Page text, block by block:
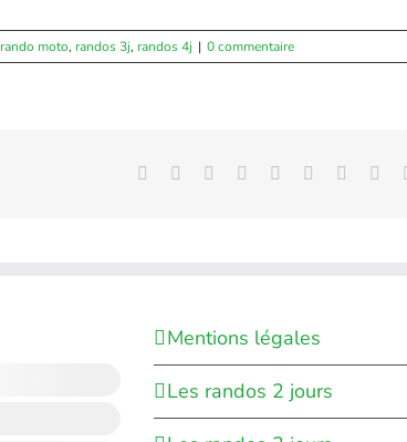
rando moto, randos 3j, randos 4j | 0 commentaire
Facebook Reddit LinkedInWhatsApp
TumblrPinterest
Mentions légales
Les randos 2 jours